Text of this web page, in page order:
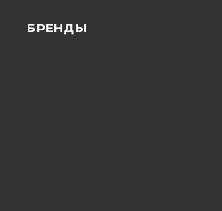
БРЕНДЫ